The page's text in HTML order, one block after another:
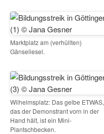
Marktplatz am (verhüllten)
Gänseliesel.
Wilhelmsplatz: Das gelbe ETWAS,
das der Demonstrant vorn in der
Hand hält, ist ein Mini-
Plantschbecken.